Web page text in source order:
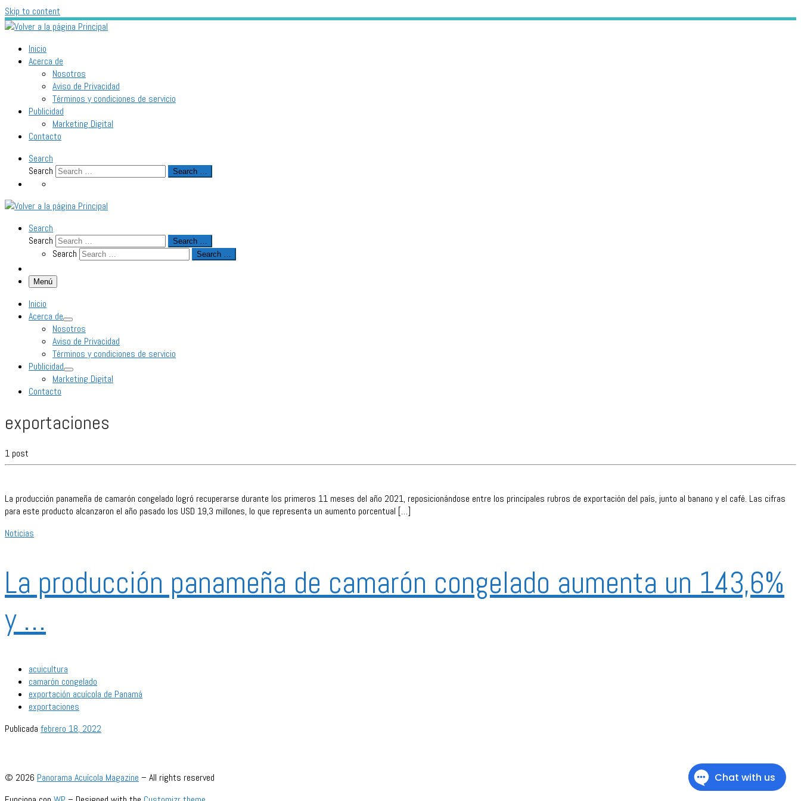
Skip to content
Inicio
Acerca de
Nosotros
Aviso de Privacidad
Términos y condiciones de servicio
Publicidad
Marketing Digital
Contacto
Search
Search
Search …
Search
Search
Search …
Search Search …
Menú
Inicio
Acerca de
Nosotros
Aviso de Privacidad
Términos y condiciones de servicio
Publicidad
Marketing Digital
Contacto
exportaciones
1 post
La producción panameña de camarón congelado logró recuperarse durante los primeros 11 meses del año 2021, reposicionándose entre los principales rubros de exportación del país, junto al banano y el café. Las cifras
para este producto alcanzaron el año pasado los USD 19,3 millones, lo que representa un aumento porcentual […]
Noticias
La producción panameña de camarón congelado aumenta un 143,6%
y …
acuicultura
camarón congelado
exportación acuícola de Panamá
exportaciones
Publicada febrero 18, 2022
© 2026 Panorama Acuícola Magazine – All rights reserved